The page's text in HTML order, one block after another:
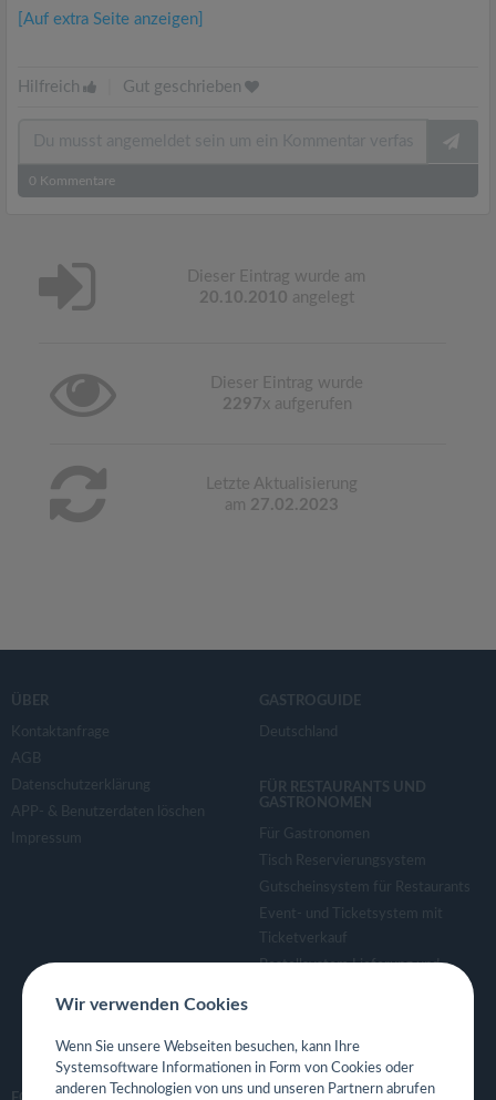
[Auf extra Seite anzeigen]
Hilfreich Gut geschrieben
0 Kommentare
Dieser Eintrag wurde am
20.10.2010 angelegt
Dieser Eintrag wurde
2297x aufgerufen
Letzte Aktualisierung
am 27.02.2023
ÜBER
Kontaktanfrage
AGB
Datenschutzerklärung
APP- & Benutzerdaten löschen
Impressum
GASTROGUIDE
Deutschland
FÜR RESTAURANTS UND
GASTRONOMEN
Für Gastronomen
Tisch Reservierungsystem
Gutscheinsystem für Restaurants
Event- und Ticketsystem mit
Ticketverkauf
Bestellsystem Lieferung und
Eigene App für Restaurant
Wir verwenden Cookies
Wenn Sie unsere Webseiten besuchen, kann Ihre
Systemsoftware Informationen in Form von Cookies oder
anderen Technologien von uns und unseren Partnern abrufen